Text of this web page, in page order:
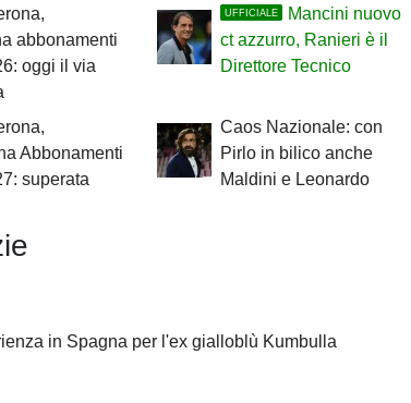
abbonamenti
oggi il via
UFFICIALE
Mancini nuovo
ct azzurro, Ranieri è il
Direttore Tecnico
Abbonamenti
superata
Caos Nazionale: con
Pirlo in bilico anche
Maldini e Leonardo
in Spagna per l'ex gialloblù Kumbulla